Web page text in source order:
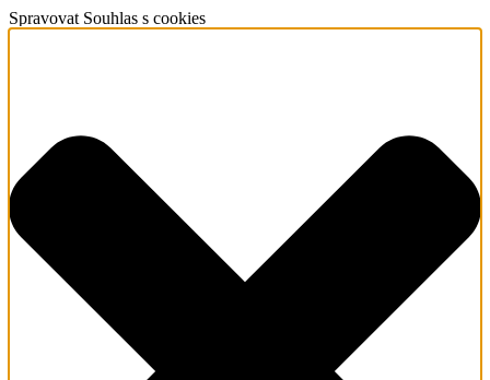
Spravovat Souhlas s cookies